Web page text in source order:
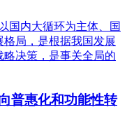
国内大循环为主体、国
局，是根据我国发展
决策，是事关全局的
普惠化和功能性转